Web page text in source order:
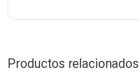
Productos relacionados